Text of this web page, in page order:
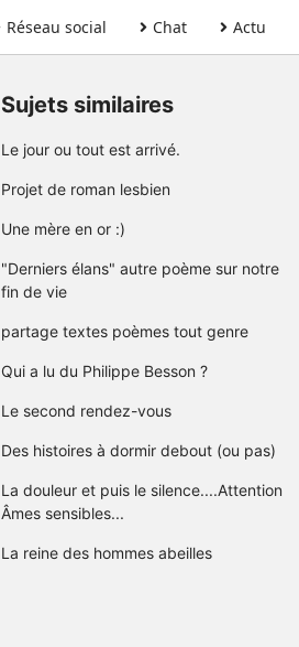
Réseau social Chat Actu
Sujets similaires
Le jour ou tout est arrivé.
Projet de roman lesbien
Une mère en or :)
"Derniers élans" autre poème sur notre
fin de vie
partage textes poèmes tout genre
Qui a lu du Philippe Besson ?
Le second rendez-vous
Des histoires à dormir debout (ou pas)
La douleur et puis le silence....Attention
Âmes sensibles...
La reine des hommes abeilles